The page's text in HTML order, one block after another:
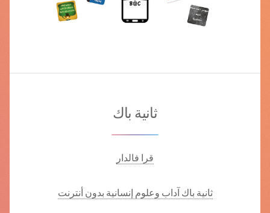
ثانية باك
قرا فالدار
ثانية باك آداب وعلوم إنسانية بدون أنترنت